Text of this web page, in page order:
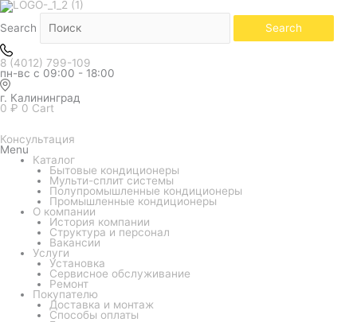
Search Search
8 (4012) 799-109
пн-вс с 09:00 - 18:00
г. Калининград
0 ₽ 0 Cart
Консультация
Menu
Каталог
Бытовые кондиционеры
Мульти-сплит системы
Полупромышленные кондиционеры
Промышленные кондиционеры
О компании
История компании
Структура и персонал
Вакансии
Услуги
Установка
Сервисное обслуживание
Ремонт
Покупателю
Доставка и монтаж
Способы оплаты
Количество
товара
Сплит-
система
Kentatsu
KSZB53HZAN1R/KSUNB53HZAN1/KPU65-
D
(кассетный)